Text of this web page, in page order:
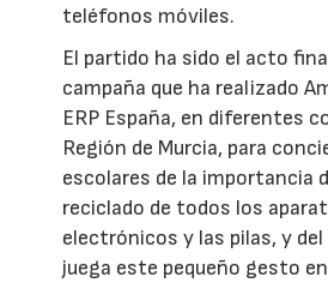
teléfonos móviles.
El partido ha sido el acto
campaña que ha realizado
ERP España, en diferentes
Región de Murcia, para
escolares de la importancia
reciclado de todos los
electrónicos y las pilas, y del
juega este pequeño gesto